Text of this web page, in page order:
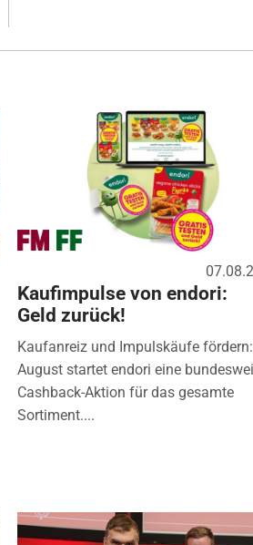
Kaufimpulse von endori:
Geld zurück!
Kaufanreiz und Impulskäufe
August startet endori eine
Cashback-Aktion für das gesamte
Sortiment....